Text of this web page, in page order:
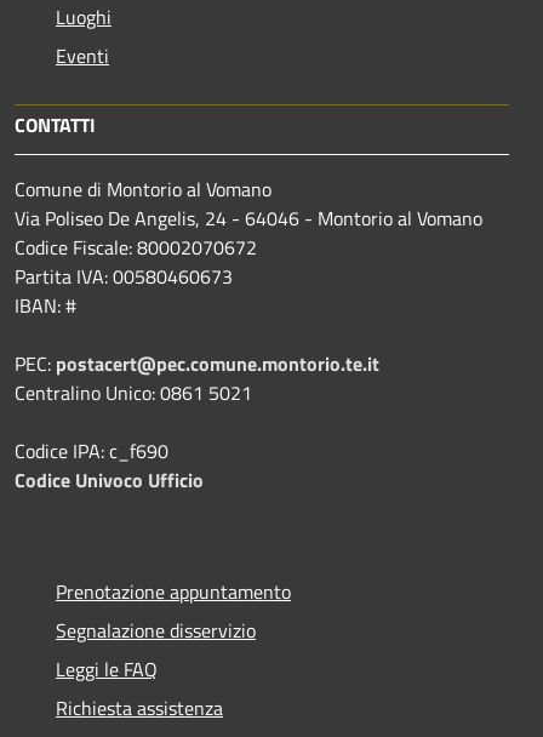
Luoghi
Eventi
CONTATTI
Comune di Montorio al Vomano
Via Poliseo De Angelis, 24 - 64046 - Montorio al Vomano
Codice Fiscale: 80002070672
Partita IVA: 00580460673
IBAN: #
PEC: postacert@pec.comune.montorio.te.it
Centralino Unico: 0861 5021
Codice IPA: c_f690
Codice Univoco Ufficio
Prenotazione appuntamento
Segnalazione disservizio
Leggi le FAQ
Richiesta assistenza